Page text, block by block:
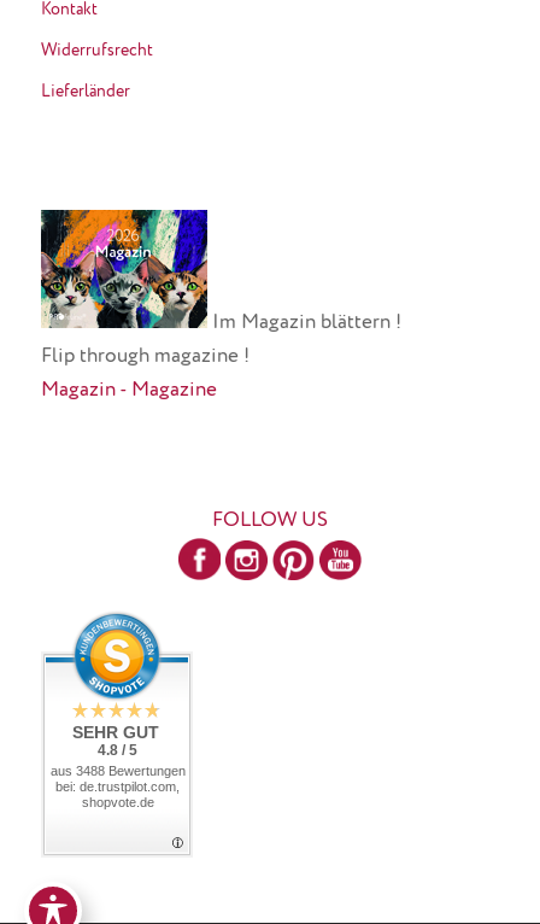
Kontakt
Widerrufsrecht
Lieferländer
Im Magazin blättern !
Flip through magazine !
Magazin - Magazine
FOLLOW US
SEHR GUT
4.8 / 5
aus 3488 Bewertungen
bei: de.trustpilot.com,
shopvote.de